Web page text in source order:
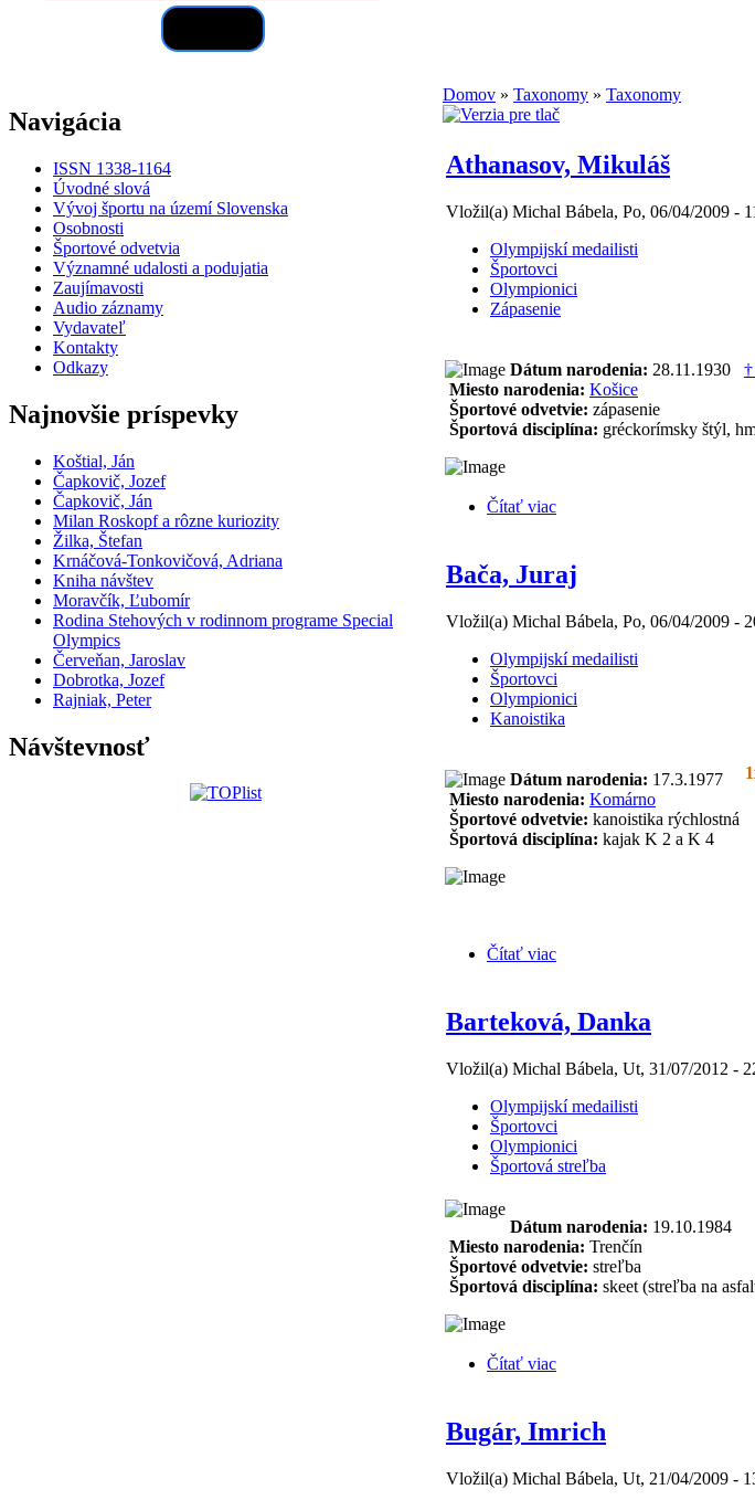
Navigácia
ISSN 1338-1164
Úvodné slová
Vývoj športu na území Slovenska
Osobnosti
Športové odvetvia
Významné udalosti a podujatia
Zaujímavosti
Audio záznamy
Vydavateľ
Kontakty
Odkazy
Najnovšie príspevky
Koštial, Ján
Čapkovič, Jozef
Čapkovič, Ján
Milan Roskopf a rôzne kuriozity
Žilka, Štefan
Krnáčová-Tonkovičová, Adriana
Kniha návštev
Moravčík, Ľubomír
Rodina Stehových v rodinnom programe Special
Olympics
Červeňan, Jaroslav
Dobrotka, Jozef
Rajniak, Peter
Návštevnosť
Domov » Taxonomy » Taxonomy
Athanasov, Mikuláš
Vložil(a) Michal Bábela, Po, 06/04/2009 -
Olympijskí medailisti
Športovci
Olympionici
Zápasenie
Dátum narodenia: 28.11.1930
Miesto narodenia: Košice
Športové odvetvie: zápasenie
Športová disciplína: gréckorímsky štýl,
Čítať viac
Bača, Juraj
Vložil(a) Michal Bábela, Po, 06/04/2009 -
Olympijskí medailisti
Športovci
Olympionici
Kanoistika
Dátum narodenia: 17.3.1977
Miesto narodenia: Komárno
Športové odvetvie: kanoistika rýchlostná
Športová disciplína: kajak K 2 a K 4
Čítať viac
Barteková, Danka
Vložil(a) Michal Bábela, Ut, 31/07/2012 -
Olympijskí medailisti
Športovci
Olympionici
Športová streľba
Dátum narodenia: 19.10.1984
Miesto narodenia: Trenčín
Športové odvetvie: streľba
Športová disciplína: skeet (streľba na
Čítať viac
Bugár, Imrich
Vložil(a) Michal Bábela, Ut, 21/04/2009 -